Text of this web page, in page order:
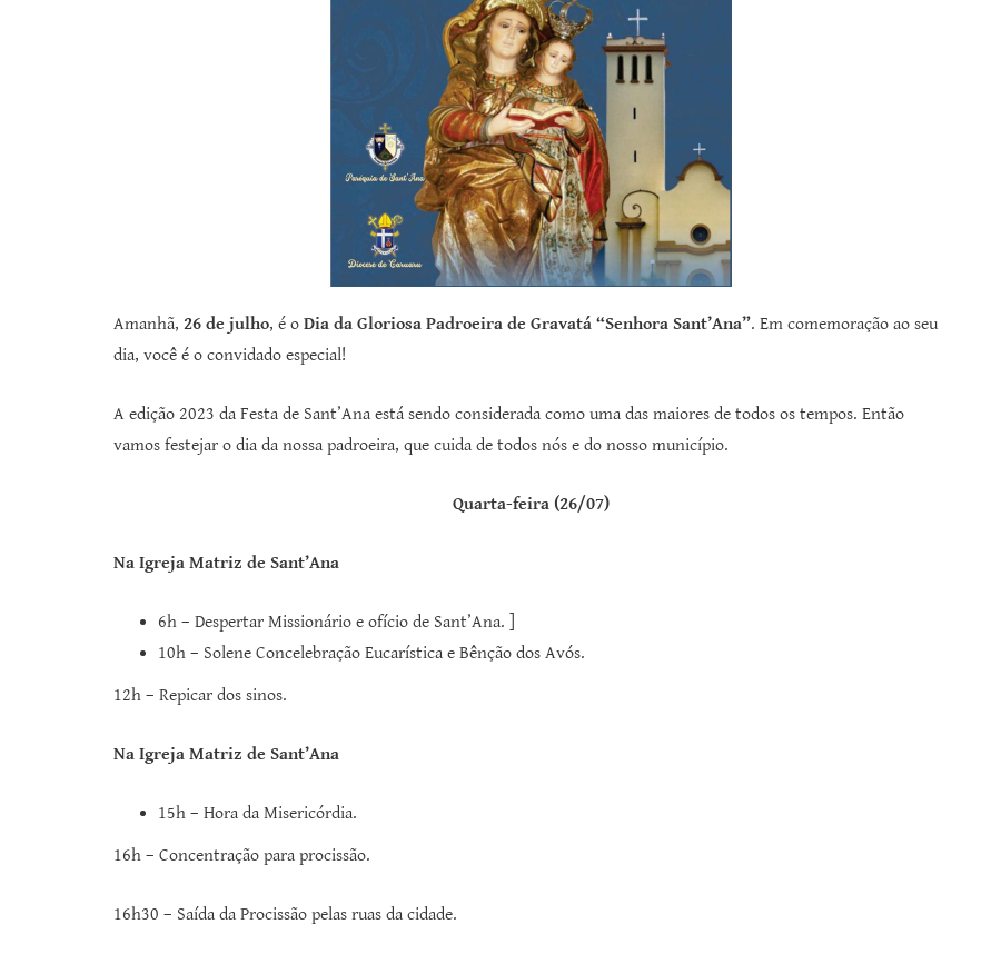
Amanhã, 26 de julho, é o Dia da Gloriosa Padroeira de Gravatá “Senhora Sant’Ana”. Em comemoração ao seu
dia, você é o convidado especial!
A edição 2023 da Festa de Sant’Ana está sendo considerada como uma das maiores de todos os tempos. Então
vamos festejar o dia da nossa padroeira, que cuida de todos nós e do nosso município.
Quarta-feira (26/07)
Na Igreja Matriz de Sant’Ana
6h – Despertar Missionário e ofício de Sant’Ana. ]
10h – Solene Concelebração Eucarística e Bênção dos Avós.
12h – Repicar dos sinos.
Na Igreja Matriz de Sant’Ana
15h – Hora da Misericórdia.
16h – Concentração para procissão.
16h30 – Saída da Procissão pelas ruas da cidade.